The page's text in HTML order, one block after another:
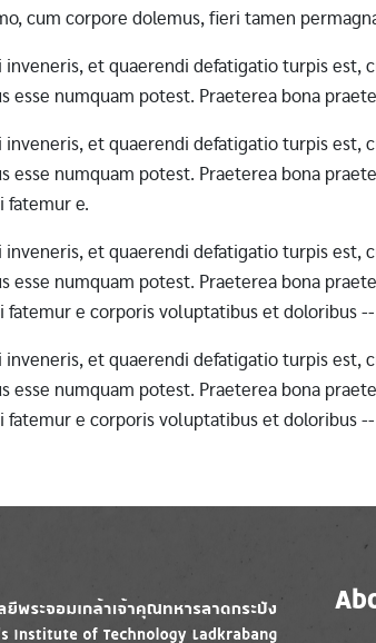
cum corpore dolemus, fieri tamen
inveneris, et quaerendi defatigatio turpis
esse numquam potest. Praeterea bona
inveneris, et quaerendi defatigatio turpis
esse numquam potest. Praeterea bona
fatemur e.
inveneris, et quaerendi defatigatio turpis
esse numquam potest. Praeterea bona
e corporis voluptatibus et doloribus
inveneris, et quaerendi defatigatio turpis
esse numquam potest. Praeterea bona
fatemur e corporis voluptatibus et doloribus